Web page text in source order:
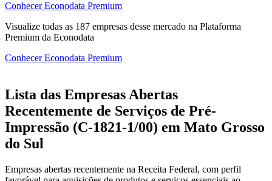
Conhecer Econodata Premium
Visualize todas as 187 empresas desse mercado na Plataforma
Premium da Econodata
Conhecer Econodata Premium
Lista das Empresas Abertas
Recentemente de Serviços de Pré-
Impressão (C-1821-1/00) em Mato Grosso
do Sul
Empresas abertas recentemente na Receita Federal, com perfil